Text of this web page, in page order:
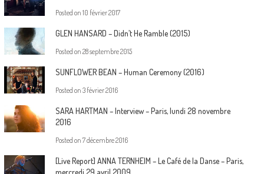
Posted on 10 février 2017
GLEN HANSARD – Didn’t He Ramble (2015)
Posted on 28 septembre 2015
SUNFLOWER BEAN – Human Ceremony (2016)
Posted on 3 février 2016
SARA HARTMAN – Interview – Paris, lundi 28 novembre
2016
Posted on 7 décembre 2016
[Live Report] ANNA TERNHEIM – Le Café de la Danse – Paris,
mercredi 29 avril 2009